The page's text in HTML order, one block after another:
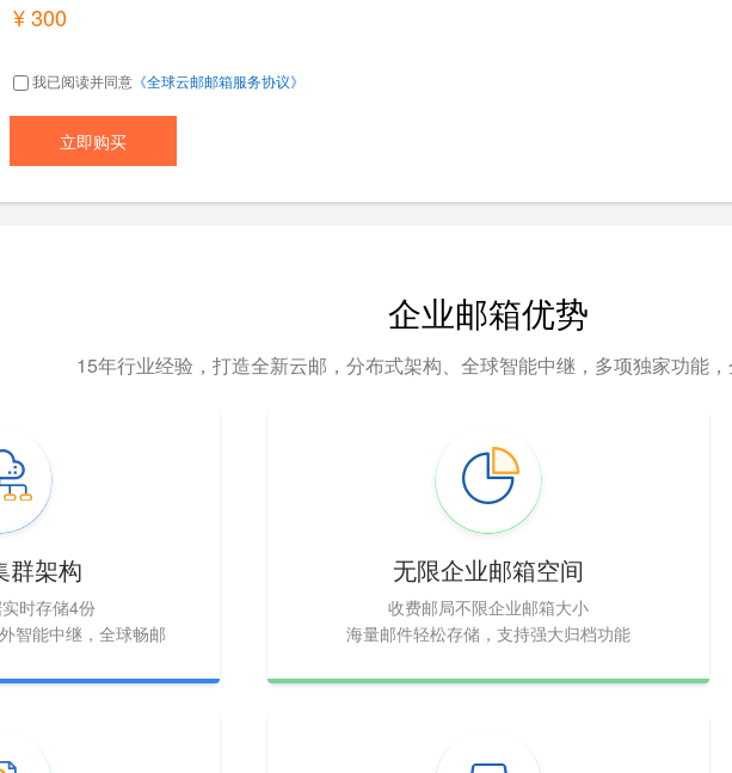
¥ 300
我已阅读并同意 《全球云邮邮箱服务协议》
企业邮箱优势
15年行业经验，打造全新云邮，分布式架构、全球智能中继，多项独家功能
群架构
时存储4份
智能中继，全球畅邮
无限企业邮箱空间
收费邮局不限企业邮箱大小
海量邮件轻松存储，支持强大归档功能